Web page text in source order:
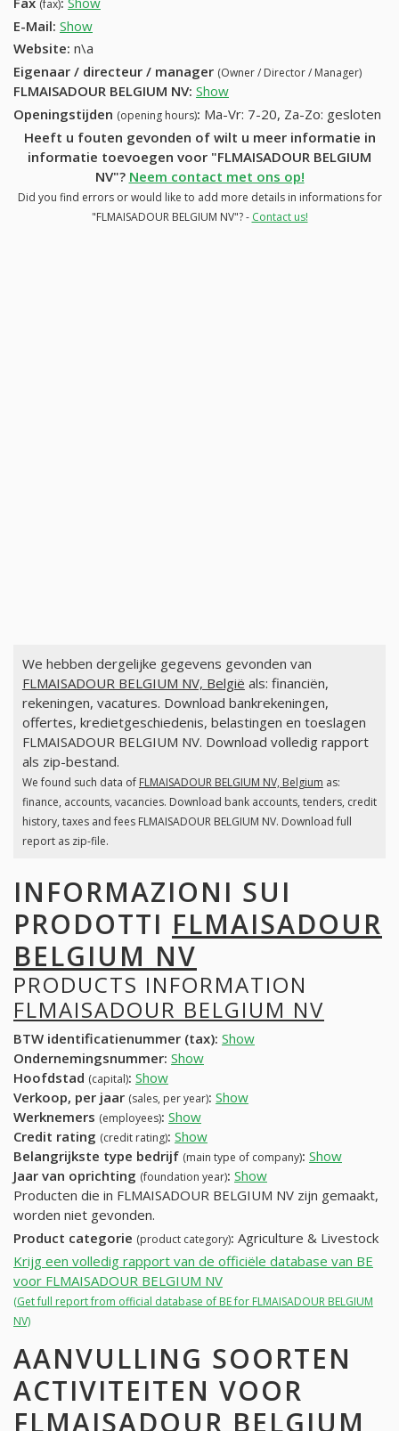
(fax)
E-Mail: Show
Website: n\a
Eigenaar / directeur / manager (Owner / Director / Manager)
FLMAISADOUR BELGIUM NV: Show
Openingstijden (opening hours): Ma-Vr: 7-20, Za-Zo: gesloten
Heeft u fouten gevonden of wilt u meer informatie in
informatie toevoegen voor "FLMAISADOUR BELGIUM
NV"? Neem contact met ons op!
Did you find errors or would like to add more details in informations for
"FLMAISADOUR BELGIUM NV"? - Contact us!
We hebben dergelijke gegevens gevonden van
FLMAISADOUR BELGIUM NV, België als: financiën,
rekeningen, vacatures. Download bankrekeningen,
offertes, kredietgeschiedenis, belastingen en toeslagen
FLMAISADOUR BELGIUM NV. Download volledig rapport
als zip-bestand.
We found such data of FLMAISADOUR BELGIUM NV, Belgium as:
finance, accounts, vacancies. Download bank accounts, tenders, credit
history, taxes and fees FLMAISADOUR BELGIUM NV. Download full
report as zip-file.
INFORMAZIONI SUI
PRODOTTI FLMAISADOUR
BELGIUM NV
PRODUCTS INFORMATION
FLMAISADOUR BELGIUM NV
BTW identificatienummer (tax): Show
Ondernemingsnummer: Show
Hoofdstad (capital): Show
Verkoop, per jaar (sales, per year): Show
Werknemers (employees): Show
Credit rating (credit rating): Show
Belangrijkste type bedrijf (main type of company): Show
Jaar van oprichting (foundation year): Show
Producten die in FLMAISADOUR BELGIUM NV zijn gemaakt,
worden niet gevonden.
Product categorie (product category): Agriculture & Livestock
Krijg een volledig rapport van de officiële database van BE
voor FLMAISADOUR BELGIUM NV
(Get full report from official database of BE for FLMAISADOUR BELGIUM
NV)
AANVULLING SOORTEN
ACTIVITEITEN VOOR
FLMAISADOUR BELGIUM